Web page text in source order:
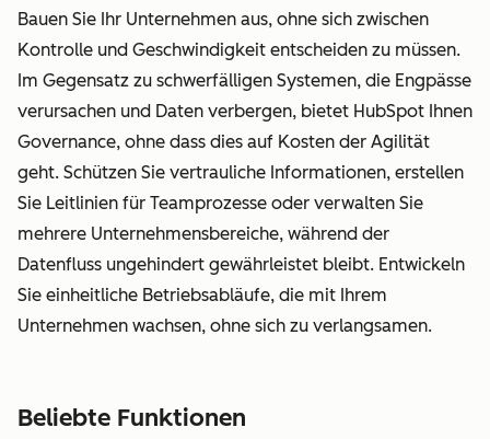
Bauen Sie Ihr Unternehmen aus, ohne sich zwischen
Kontrolle und Geschwindigkeit entscheiden zu müssen.
Im Gegensatz zu schwerfälligen Systemen, die Engpässe
verursachen und Daten verbergen, bietet HubSpot Ihnen
Governance, ohne dass dies auf Kosten der Agilität
geht. Schützen Sie vertrauliche Informationen, erstellen
Sie Leitlinien für Teamprozesse oder verwalten Sie
mehrere Unternehmensbereiche, während der
Datenfluss ungehindert gewährleistet bleibt. Entwickeln
Sie einheitliche Betriebsabläufe, die mit Ihrem
Unternehmen wachsen, ohne sich zu verlangsamen.
Beliebte Funktionen